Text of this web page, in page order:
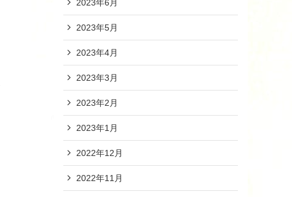
2023年6月
2023年5月
2023年4月
2023年3月
2023年2月
2023年1月
2022年12月
2022年11月